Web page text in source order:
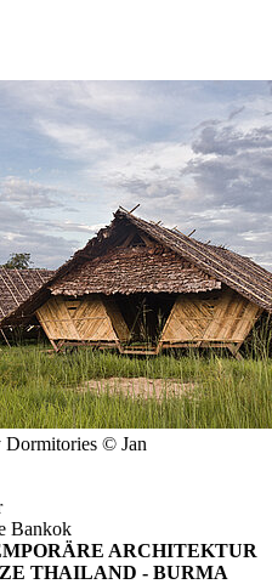
© Jan
Bankok
ARCHITEKTUR
THAILAND - BURMA